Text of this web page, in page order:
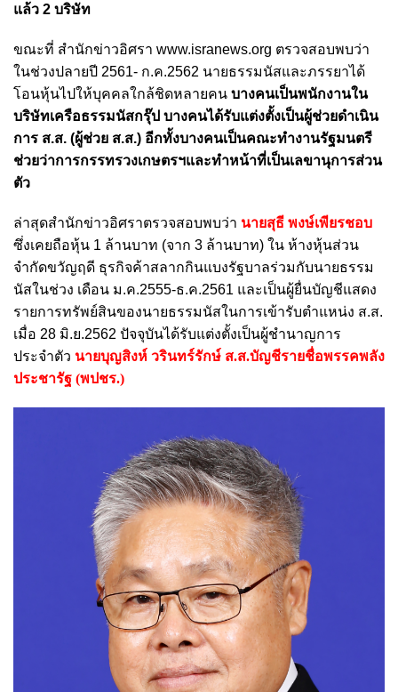
แล้ว 2 บริษัท
ขณะที่ สำนักข่าวอิศรา www.isranews.org ตรวจสอบพบว่า
ในช่วงปลายปี 2561- ก.ค.2562 นายธรรมนัสและภรรยาได้
โอนหุ้นไปให้บุคคลใกล้ชิดหลายคน บางคนเป็นพนักงานใน
บริษัทเครือธรรมนัสกรุ๊ป บางคนได้รับแต่งตั้งเป็นผู้ช่วยดำเนิน
การ ส.ส. (ผู้ช่วย ส.ส.) อีกทั้งบางคนเป็นคณะทำงานรัฐมนตรี
ช่วยว่าการกรรทรวงเกษตรฯและทำหน้าที่เป็นเลขานุการส่วน
ตัว
ล่าสุดสำนักข่าวอิศราตรวจสอบพบว่า นายสุธี พงษ์เพียรชอบ
ซึ่งเคยถือหุ้น 1 ล้านบาท (จาก 3 ล้านบาท) ใน ห้างหุ้นส่วน
จำกัดขวัญฤดี ธุรกิจค้าสลากกินแบงรัฐบาลร่วมกับนายธรรม
นัสในช่วง เดือน ม.ค.2555-ธ.ค.2561 และเป็นผู้ยื่นบัญชีแสดง
รายการทรัพย์สินของนายธรรมนัสในการเข้ารับตำแหน่ง ส.ส.
เมื่อ 28 มิ.ย.2562 ปัจจุบันได้รับแต่งตั้งเป็นผู้ชำนาญการ
ประจำตัว นายบุญสิงห์ วรินทร์รักษ์ ส.ส.บัญชีรายชื่อพรรคพลัง
ประชารัฐ (พปชร.)